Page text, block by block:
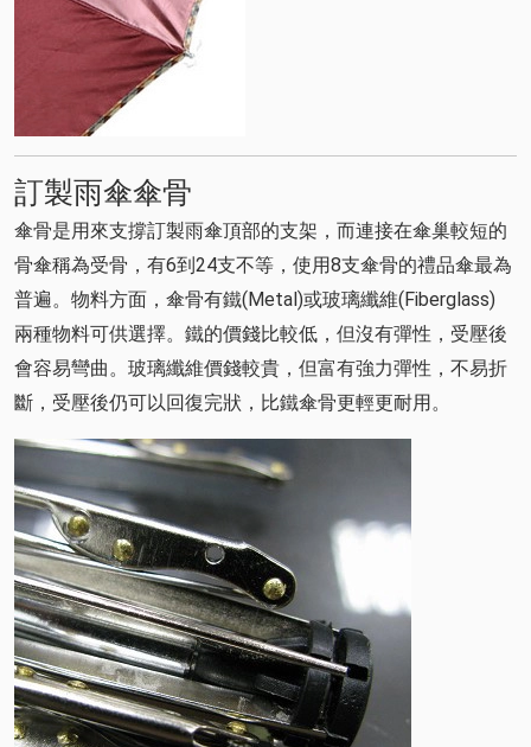
訂製雨傘傘骨
傘骨是用來支撐訂製雨傘頂部的支架，而連接在傘巢較短的
骨傘稱為受骨，有6到24支不等，使用8支傘骨的禮品傘最為
普遍。物料方面，傘骨有鐵(Metal)或玻璃纖維(Fiberglass)
兩種物料可供選擇。鐵的價錢比較低，但沒有彈性，受壓後
會容易彎曲。玻璃纖維價錢較貴，但富有強力彈性，不易折
斷，受壓後仍可以回復完狀，比鐵傘骨更輕更耐用。